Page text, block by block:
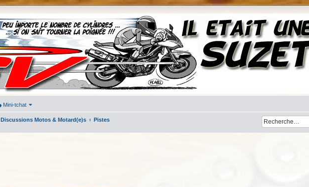
Mini-tchat
Discussions Motos & Motard(e)s Pistes